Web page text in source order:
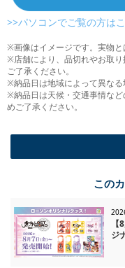
>>パソコンでご覧の方は
※画像はイメージです。実物と
※店舗により、品切れやお取
ご了承ください。
※納品日は地域によって異なる
※納品日は天候・交通事情な
めご了承ください。
この
ジ